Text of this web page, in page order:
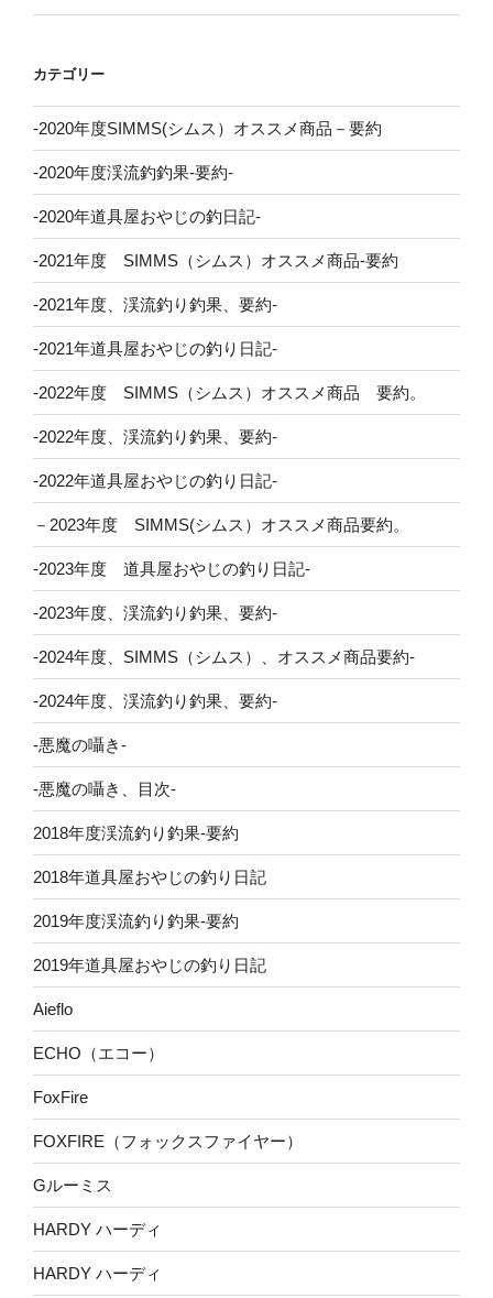
カテゴリー
-2020年度SIMMS(シムス）オススメ商品－要約
-2020年度渓流釣釣果-要約-
-2020年道具屋おやじの釣日記-
-2021年度 SIMMS（シムス）オススメ商品-要約
-2021年度、渓流釣り釣果、要約-
-2021年道具屋おやじの釣り日記-
-2022年度 SIMMS（シムス）オススメ商品 要約。
-2022年度、渓流釣り釣果、要約-
-2022年道具屋おやじの釣り日記-
－2023年度 SIMMS(シムス）オススメ商品要約。
-2023年度 道具屋おやじの釣り日記-
-2023年度、渓流釣り釣果、要約-
-2024年度、SIMMS（シムス）、オススメ商品要約-
-2024年度、渓流釣り釣果、要約-
-悪魔の囁き-
-悪魔の囁き、目次-
2018年度渓流釣り釣果-要約
2018年道具屋おやじの釣り日記
2019年度渓流釣り釣果-要約
2019年道具屋おやじの釣り日記
Aieflo
ECHO（エコー）
FoxFire
FOXFIRE（フォックスファイヤー）
Gルーミス
HARDY ハーディ
HARDY ハーディ